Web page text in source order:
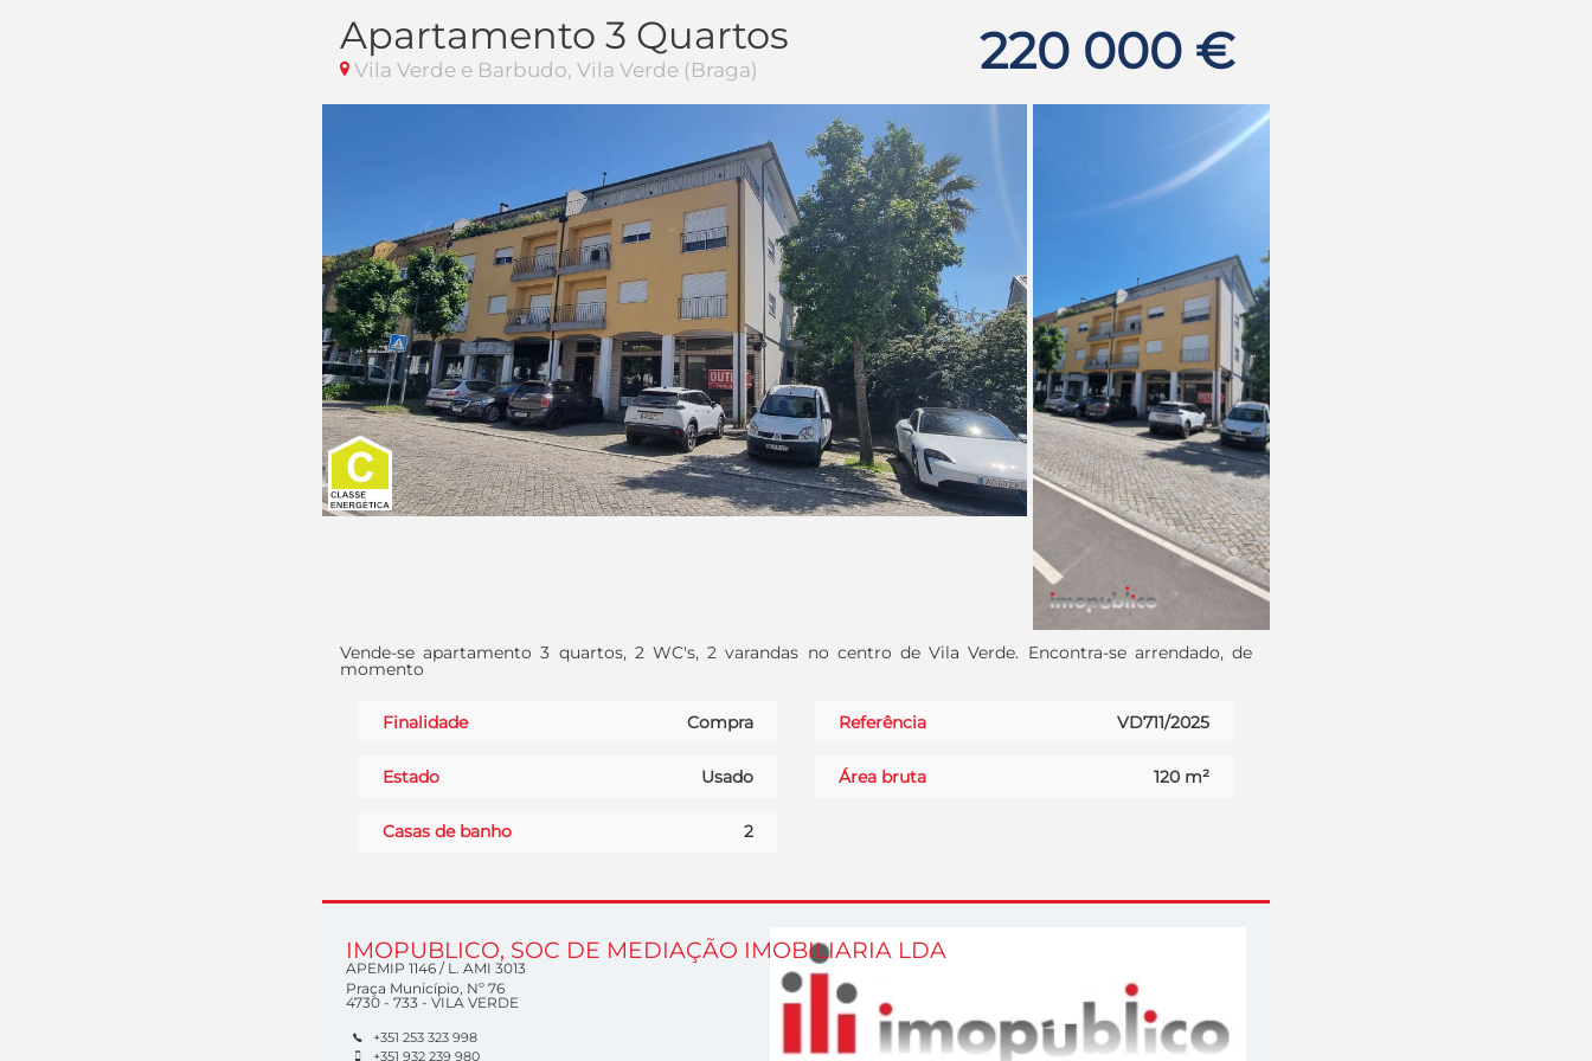
Apartamento 3 Quartos
Vila Verde e Barbudo, Vila Verde (Braga) 220 000 €
Vende-se apartamento 3 quartos, 2 WC's, 2 varandas no centro de Vila Verde. Encontra-se arrendado, de
momento
Finalidade Compra Referência VD711/2025
Estado Usado Área bruta 120 m²
Casas de banho 2
IMOPUBLICO, SOC DE MEDIAÇÃO IMOBILIARIA LDA
APEMIP 1146 / L. AMI 3013
Praça Município, Nº 76
4730 - 733 - VILA VERDE
+351 253 323 998
+351 932 239 980